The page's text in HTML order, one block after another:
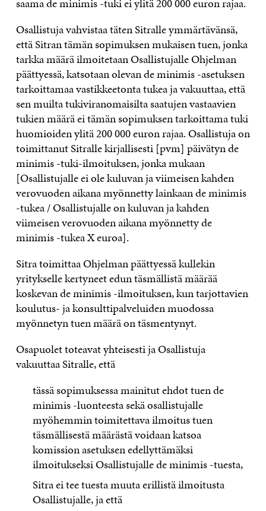
Osallistuja vahvistaa täten Sitralle ymmärtävänsä,
että Sitran tämän sopimuksen mukaisen tuen, jonka
tarkka määrä ilmoitetaan Osallistujalle Ohjelman
päättyessä, katsotaan olevan de minimis -asetuksen
tarkoittamaa vastikkeetonta tukea ja vakuuttaa, että
sen muilta tukiviranomaisilta saatujen vastaavien
tukien määrä ei tämän sopimuksen tarkoittama tuki
huomioiden ylitä 200 000 euron rajaa. Osallistuja on
toimittanut Sitralle kirjallisesti [pvm] päivätyn de
minimis -tuki-ilmoituksen, jonka mukaan
[Osallistujalle ei ole kuluvan ja viimeisen kahden
verovuoden aikana myönnetty lainkaan de minimis
-tukea / Osallistujalle on kuluvan ja kahden
viimeisen verovuoden aikana myönnetty de
minimis -tukea X euroa].
Sitra toimittaa Ohjelman päättyessä kullekin
yritykselle kertyneet edun täsmällistä määrää
koskevan de minimis -ilmoituksen, kun tarjottavien
koulutus- ja konsulttipalveluiden muodossa
myönnetyn tuen määrä on täsmentynyt.
Osapuolet toteavat yhteisesti ja Osallistuja
vakuuttaa Sitralle, että
tässä sopimuksessa mainitut ehdot tuen de
minimis -luonteesta sekä osallistujalle
myöhemmin toimitettava ilmoitus tuen
täsmällisestä määrästä voidaan katsoa
komission asetuksen edellyttämäksi
ilmoitukseksi Osallistujalle de minimis -tuesta,
Sitra ei tee tuesta muuta erillistä ilmoitusta
Osallistujalle, ja että